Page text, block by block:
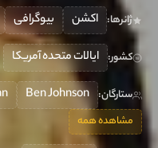
ژانرها: اکشن بیوگرافی
کشور: ایالات متحده آمریکا
ستارگان: Ben Johnson
مشاهده همه